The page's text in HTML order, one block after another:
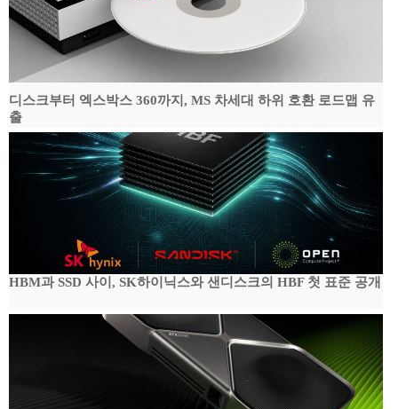
디스크부터 엑스박스 360까지, MS 차세대 하위 호환 로드맵 유
출
HBM과 SSD 사이, SK하이닉스와 샌디스크의 HBF 첫 표준 공개